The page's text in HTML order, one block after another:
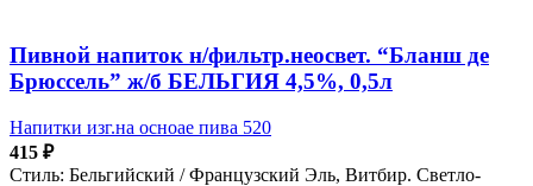
Пивной напиток н/фильтр.неосвет. “Бланш де
Брюссель” ж/б БЕЛЬГИЯ 4,5%, 0,5л
Напитки изг.на осноае пива 520
415 ₽
Стиль: Бельгийский / Французский Эль, Витбир. Светло-